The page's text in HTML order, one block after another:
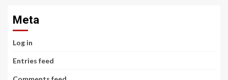
Meta
Log in
Entries feed